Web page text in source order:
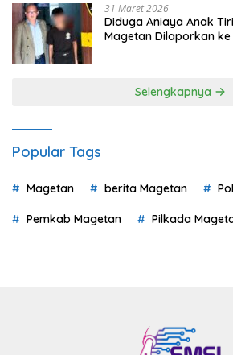
31 Maret 2026
Diduga Aniaya Anak
Magetan Dilaporkan ke
Selengkapnya
Popular Tags
Magetan berita Magetan
Pemkab Magetan Pilkada